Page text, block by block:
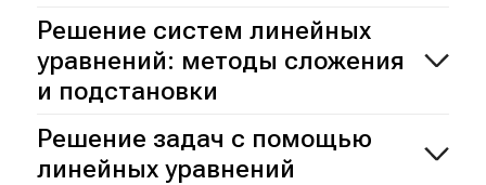
Решение систем линейных
уравнений: методы сложения
и подстановки
Решение задач с помощью
линейных уравнений